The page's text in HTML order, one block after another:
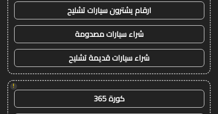
ارقام يشترون سيارات تشليح
شراء سيارات مصدومة
شراء سيارات قديمة تشليح
!
كورة 365